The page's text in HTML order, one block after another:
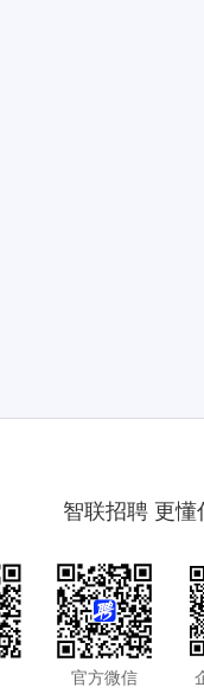
智联招聘 更懂
官方微信